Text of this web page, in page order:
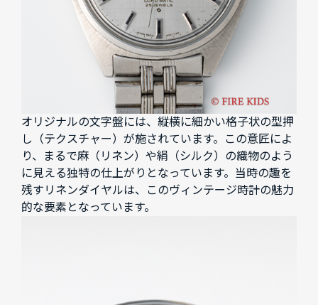
オリジナルの文字盤には、縦横に細かい格子状の型押
し（テクスチャー）が施されています。この意匠によ
り、まるで麻（リネン）や絹（シルク）の織物のよう
に見える独特の仕上がりとなっています。当時の趣を
残すリネンダイヤルは、このヴィンテージ時計の魅力
的な要素となっています。